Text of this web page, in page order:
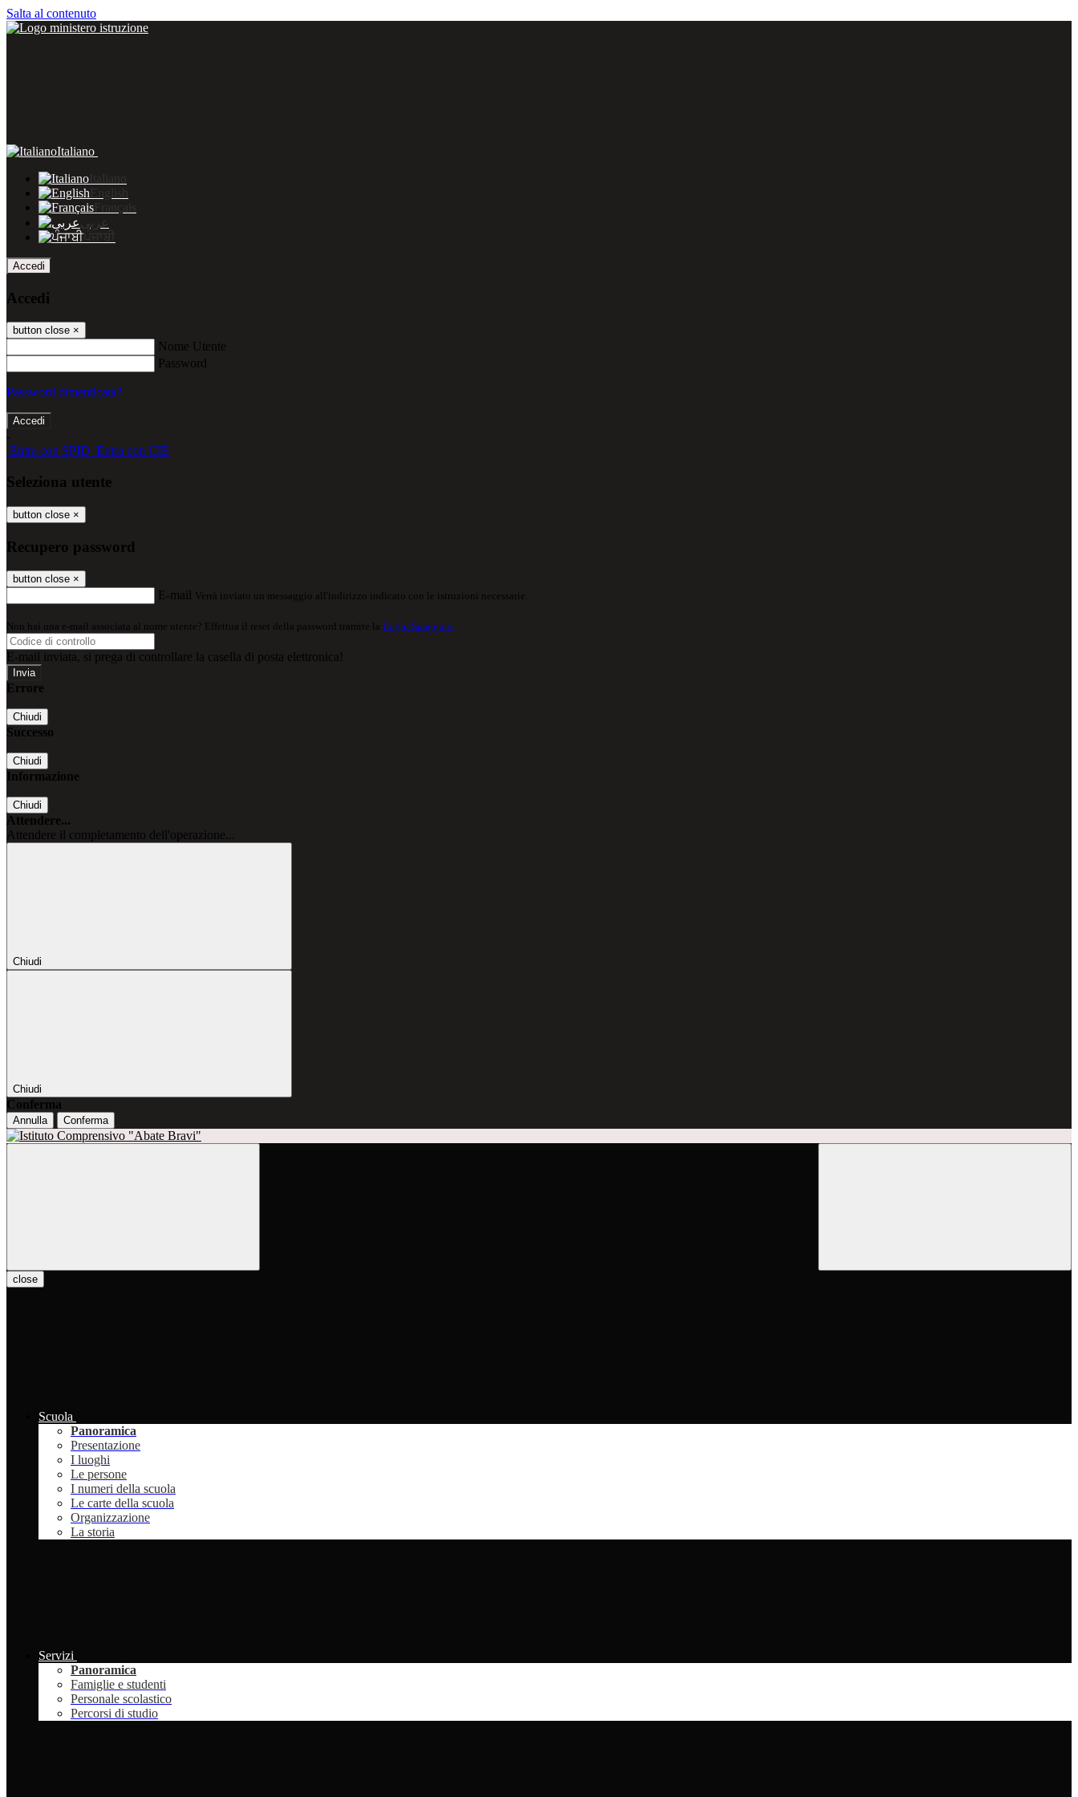
Salta al contenuto
Italiano
Italiano
English
Français
عربى
ਪੰਜਾਬੀ
Accedi
Accedi
button close ×
Nome Utente
Password
Password dimenticata?
-
Entra con SPID Entra con CIE
Seleziona utente
button close ×
Recupero password
button close ×
E-mail Verrà inviato un messaggio all'indirizzo indicato con le istruzioni necessarie.
Non hai una e-mail associata al nome utente? Effettua il reset della password tramite la Login Spaggiari
E-mail inviata, si prega di controllare la casella di posta elettronica!
Errore
Chiudi
Successo
Chiudi
Informazione
Chiudi
Attendere...
Attendere il completamento dell'operazione...
Chiudi
Chiudi
Conferma
Annulla Conferma
close
Scuola
Panoramica
Presentazione
I luoghi
Le persone
I numeri della scuola
Le carte della scuola
Organizzazione
La storia
Servizi
Panoramica
Famiglie e studenti
Personale scolastico
Percorsi di studio